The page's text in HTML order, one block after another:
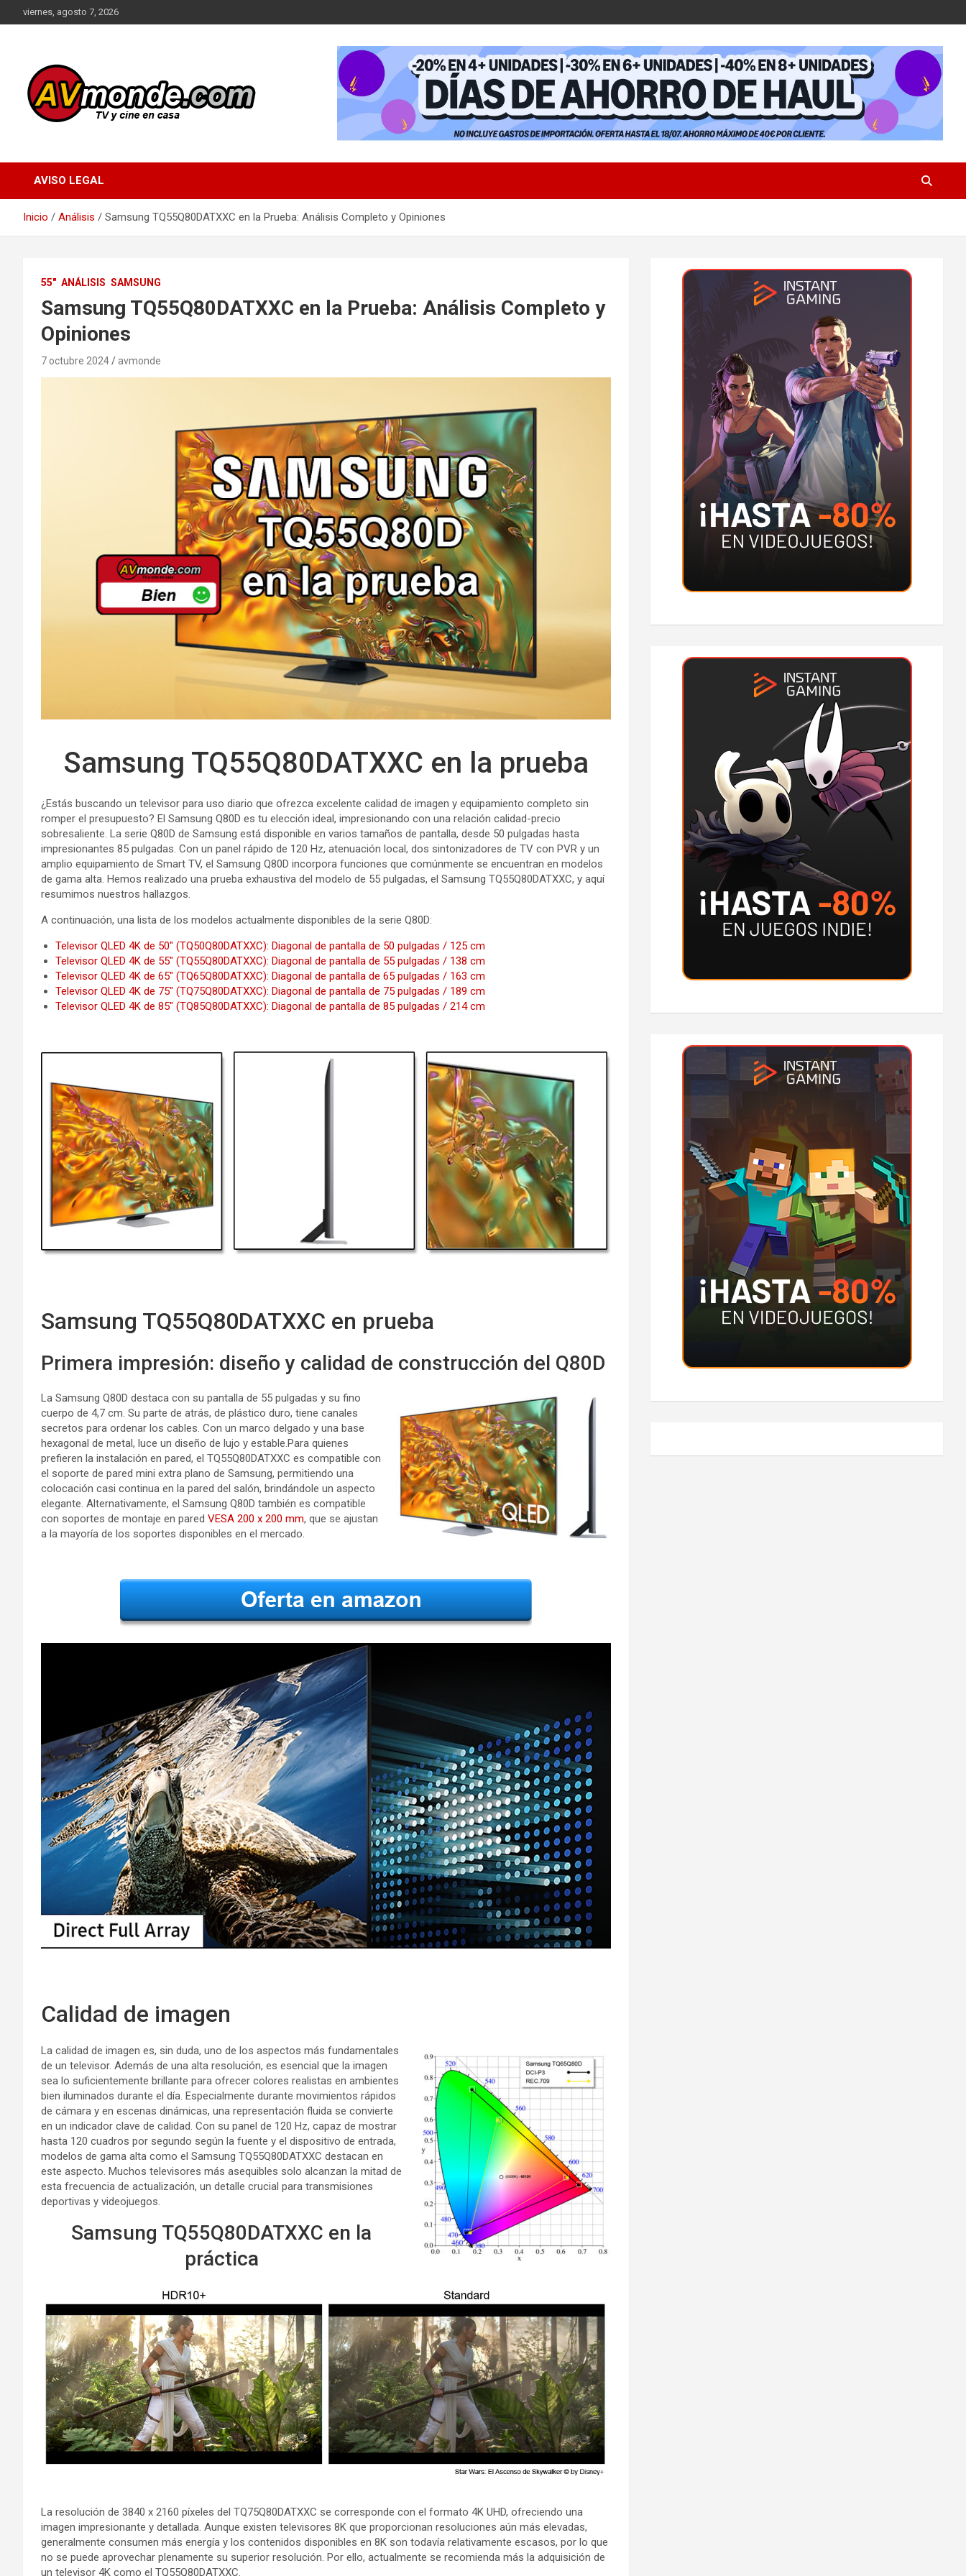
al
viernes, agosto 7, 2026
Descubre las Últimas
Pruebas en Televisores
AVISO LEGAL
Inicio Análisis Samsung TQ55Q80DATXXC en la Prueba: Análisis Completo y Opiniones
55" ANÁLISIS SAMSUNG
Samsung TQ55Q80DATXXC en la Prueba: Análisis Completo y
Opiniones
7 octubre 2024 avmonde
Samsung TQ55Q80DATXXC en la prueba
¿Estás buscando un televisor para uso diario que ofrezca excelente calidad de imagen y equipamiento completo sin
romper el presupuesto? El Samsung Q80D es tu elección ideal, impresionando con una relación calidad-precio
sobresaliente. La serie Q80D de Samsung está disponible en varios tamaños de pantalla, desde 50 pulgadas hasta
impresionantes 85 pulgadas. Con un panel rápido de 120 Hz, atenuación local, dos sintonizadores de TV con PVR y un
amplio equipamiento de Smart TV, el Samsung Q80D incorpora funciones que comúnmente se encuentran en modelos
de gama alta. Hemos realizado una prueba exhaustiva del modelo de 55 pulgadas, el Samsung TQ55Q80DATXXC, y aquí
resumimos nuestros hallazgos.
A continuación, una lista de los modelos actualmente disponibles de la serie Q80D:
Televisor QLED 4K de 50″ (TQ50Q80DATXXC): Diagonal de pantalla de 50 pulgadas / 125 cm
Televisor QLED 4K de 55″ (TQ55Q80DATXXC): Diagonal de pantalla de 55 pulgadas / 138 cm
Televisor QLED 4K de 65″ (TQ65Q80DATXXC): Diagonal de pantalla de 65 pulgadas / 163 cm
Televisor QLED 4K de 75″ (TQ75Q80DATXXC): Diagonal de pantalla de 75 pulgadas / 189 cm
Televisor QLED 4K de 85″ (TQ85Q80DATXXC): Diagonal de pantalla de 85 pulgadas / 214 cm
Samsung TQ55Q80DATXXC en prueba
Primera impresión: diseño y calidad de construcción del Q80D
La Samsung Q80D destaca con su pantalla de 55 pulgadas y su fino
cuerpo de 4,7 cm. Su parte de atrás, de plástico duro, tiene canales
secretos para ordenar los cables. Con un marco delgado y una base
hexagonal de metal, luce un diseño de lujo y estable.Para quienes
prefieren la instalación en pared, el TQ55Q80DATXXC es compatible con
el soporte de pared mini extra plano de Samsung, permitiendo una
colocación casi continua en la pared del salón, brindándole un aspecto
elegante. Alternativamente, el Samsung Q80D también es compatible
con soportes de montaje en pared VESA 200 x 200 mm, que se ajustan
a la mayoría de los soportes disponibles en el mercado.
Calidad de imagen
La calidad de imagen es, sin duda, uno de los aspectos más fundamentales
de un televisor. Además de una alta resolución, es esencial que la imagen
sea lo suficientemente brillante para ofrecer colores realistas en ambientes
bien iluminados durante el día. Especialmente durante movimientos rápidos
de cámara y en escenas dinámicas, una representación fluida se convierte
en un indicador clave de calidad. Con su panel de 120 Hz, capaz de mostrar
hasta 120 cuadros por segundo según la fuente y el dispositivo de entrada,
modelos de gama alta como el Samsung TQ55Q80DATXXC destacan en
este aspecto. Muchos televisores más asequibles solo alcanzan la mitad de
esta frecuencia de actualización, un detalle crucial para transmisiones
deportivas y videojuegos.
Samsung TQ55Q80DATXXC en la
práctica
La resolución de 3840 x 2160 píxeles del TQ75Q80DATXXC se corresponde con el formato 4K UHD, ofreciendo una
imagen impresionante y detallada. Aunque existen televisores 8K que proporcionan resoluciones aún más elevadas,
generalmente consumen más energía y los contenidos disponibles en 8K son todavía relativamente escasos, por lo que
no se puede aprovechar plenamente su superior resolución. Por ello, actualmente se recomienda más la adquisición de
un televisor 4K como el TQ55Q80DATXXC.